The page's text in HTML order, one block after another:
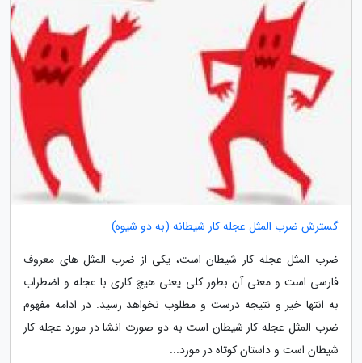
گسترش ضرب المثل عجله کار شیطانه (به دو شیوه)
ضرب المثل عجله کار شیطان است، یکی از ضرب المثل های معروف
فارسی است و معنی آن بطور کلی یعنی هیچ کاری با عجله و اضطراب
به انتها خیر و نتیجه درست و مطلوب نخواهد رسید. در ادامه مفهوم
ضرب المثل عجله کار شیطان است به دو صورت انشا در مورد عجله کار
شیطان است و داستان کوتاه در مورد...